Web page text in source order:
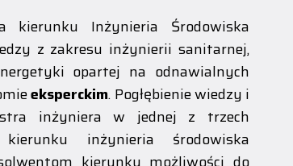
kierunku Inżynieria Środowiska
z zakresu inżynierii sanitarnej,
opartej na odnawialnych
eksperckim. Pogłębienie wiedzy i
inżyniera w jednej z trzech
inżynieria środowiska